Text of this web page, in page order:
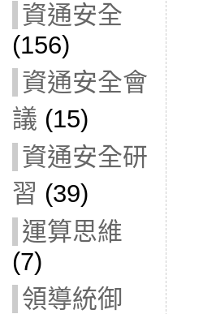
資通安全
(156)
資通安全會
議 (15)
資通安全研
習 (39)
運算思維
(7)
領導統御